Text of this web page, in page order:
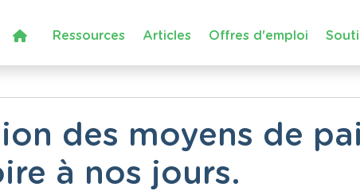
Ressources Articles Offres d'emploi
des moyens de
à nos jours.